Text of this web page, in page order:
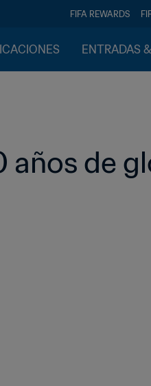
FIFA REWARDS
ENTRADAS
años de